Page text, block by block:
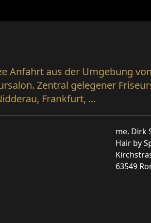
Anfahrt aus der Umgebung
Zentral gelegener
Frankfurt, ...
me. Dirk
Hair by
63549